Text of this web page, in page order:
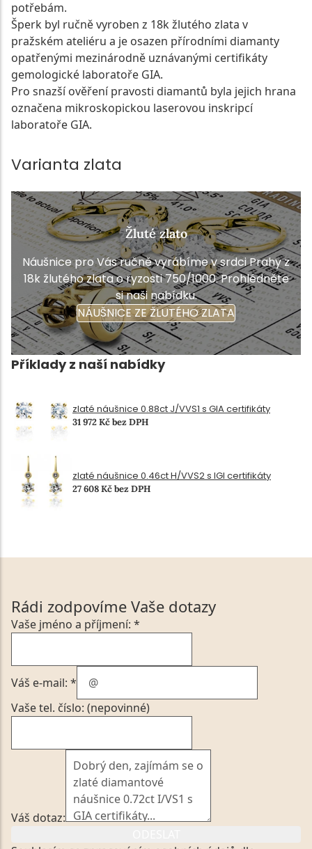
potřebám.
Šperk byl ručně vyroben z 18k žlutého zlata v
pražském ateliéru a je osazen přírodními diamanty
opatřenými mezinárodně uznávanými certifikáty
gemologické laboratoře GIA.
Pro snazší ověření pravosti diamantů byla jejich hrana
označena mikroskopickou laserovou inskripcí
laboratoře GIA.
Varianta zlata
Žluté zlato
Náušnice pro Vás ručně vyrábíme v srdci Prahy z
18k žlutého zlata o ryzosti 750/1000. Prohlédněte
si naši nabídku.
NÁUŠNICE ZE ŽLUTÉHO ZLATA
Příklady z naší nabídky
zlaté náušnice 0.88ct J/VVS1 s GIA certifikáty
31 972 Kč bez DPH
zlaté náušnice 0.46ct H/VVS2 s IGI certifikáty
27 608 Kč bez DPH
Rádi zodpovíme Vaše dotazy
Vaše jméno a příjmení: *
Váš e-mail: *
Vaše tel. číslo: (nepovinné)
Váš dotaz: